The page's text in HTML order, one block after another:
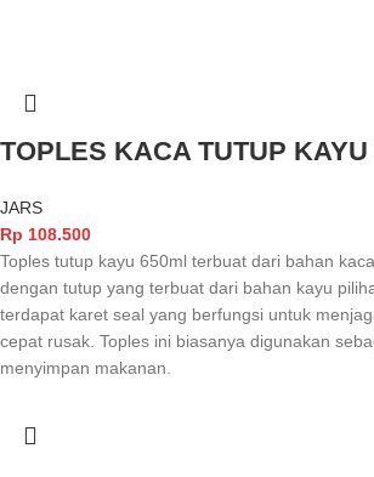
TOPLES KACA TUTUP KAYU
JARS
Rp 108.500
Toples tutup kayu 650ml terbuat dari bahan
dengan tutup yang terbuat dari bahan kayu
terdapat karet seal yang berfungsi untuk
cepat rusak. Toples ini biasanya digunakan
menyimpan makanan.